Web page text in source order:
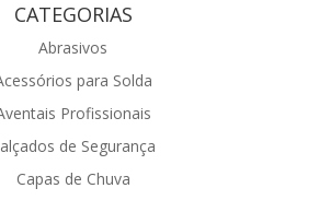
CATEGORIAS
Abrasivos
para Solda
Profissionais
de Segurança
Capas de Chuva